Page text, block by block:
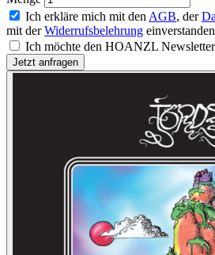
Ich erkläre mich mit den AGB, der
mit derWiderrufsbelehrung
Ich möchte den HOANZL